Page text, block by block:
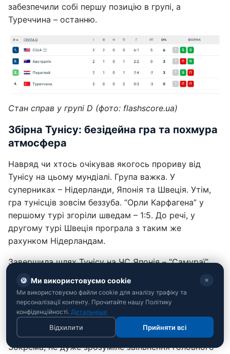
забезпечили собі першу позицію в групі, а
Туреччина – останню.
Стан справ у групі D (фото: flashscore.uа)
Збірна Тунісу: безідейна гра та похмура
атмосфера
Навряд чи хтось очікував якогось прориву від
Тунісу на цьому мундіалі. Група важка. У
суперниках – Нідерланди, Японія та Швеція. Утім,
гра тунісців зовсім беззуба. “Орли Карфагена” у
першому турі згоріли шведам – 1:5. До речі, у
другому турі Швеція програла з таким же
рахунком Нідерландам.
Завершила шлях Тунісу на ЧС Японія – “Самураї”
спокійно здолали суперників з рахунком 4:0.
Відтак, достроковий виліт африканців після
другого туру.
Однак, окрім млявої гри, неприємний післясмак
залишає атмосфера навколо збірної Тунісу.
Зокрема, не дуже зрозуміле звільнення головного
🍪 Ми використовуємо cookie ✕
Ми використовуємо файли cookie для аналізу трафіку та
персоналізації контенту. Прочитайте нашу Політику
конфіденційності. Детальніше
Відхилити Прийняти всі